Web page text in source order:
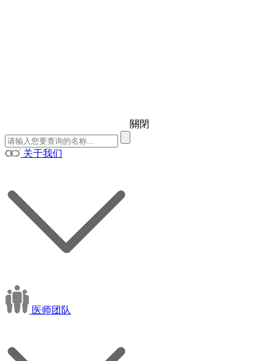
關閉
关于我们
医师团队